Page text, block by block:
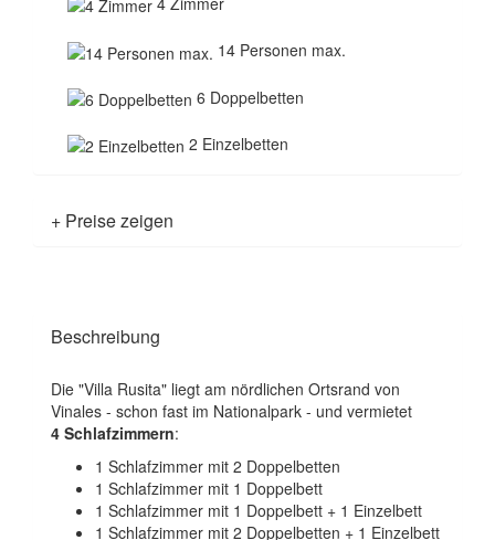
14 Personen max.
6 Doppelbetten
2 Einzelbetten
+ Preise zeigen
Beschreibung
Die "Villa Rusita" liegt am nördlichen Ortsrand von
Vinales - schon fast im Nationalpark - und vermietet
4 Schlafzimmern:
1 Schlafzimmer mit 2 Doppelbetten
1 Schlafzimmer mit 1 Doppelbett
1 Schlafzimmer mit 1 Doppelbett + 1 Einzelbett
1 Schlafzimmer mit 2 Doppelbetten + 1 Einzelbett